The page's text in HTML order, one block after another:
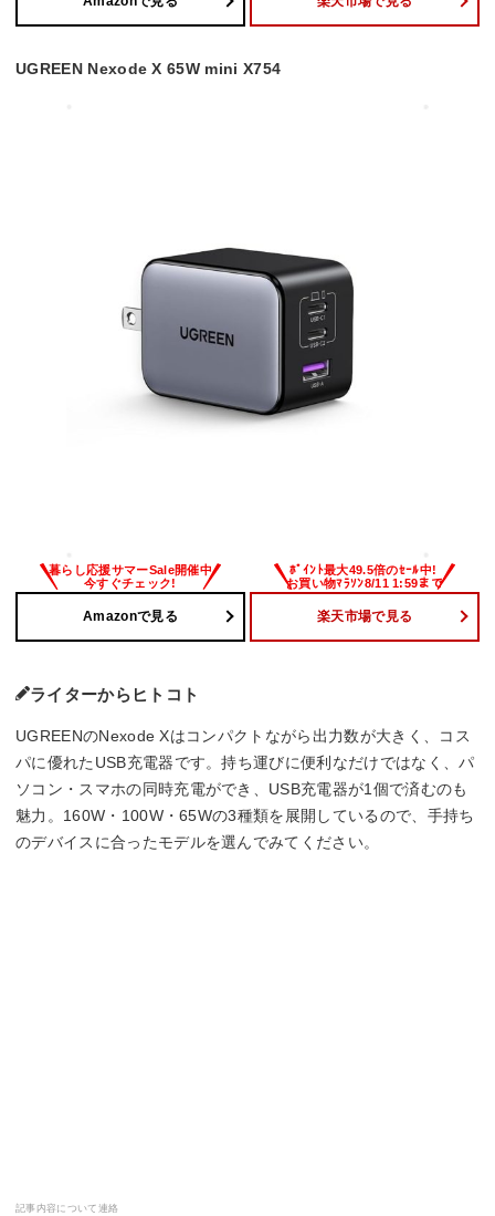
UGREEN Nexode X 65W mini X754
Amazonで見る 楽天市場で見る
ライターからヒトコト
UGREENのNexode Xはコンパクトながら出力数が大きく、コス
パに優れたUSB充電器です。持ち運びに便利なだけではなく、パ
ソコン・スマホの同時充電ができ、USB充電器が1個で済むのも
魅力。160W・100W・65Wの3種類を展開しているので、手持ち
のデバイスに合ったモデルを選んでみてください。
記事内容について連絡